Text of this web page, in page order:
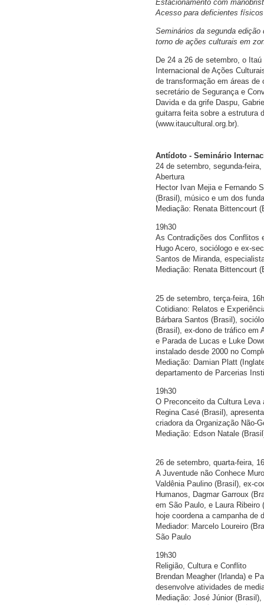
Estacionamento com
Acesso para deficientes físicos
Seminários da segunda
torno de ações culturais em
De 24 a 26 de setembro, o
Internacional de Ações
de transformação em áreas
secretário de Segurança e
Davida e da grife Daspu,
guitarra feita sobre a estrutura
(www.itaucultural.org.br).
Antídoto - Seminário
24 de setembro, segunda-feira,
Abertura
Hector Ivan Mejia e Fernando
(Brasil), músico e um dos
Mediação: Renata Bittencourt
19h30
As Contradições dos Conflitos
Hugo Acero, sociólogo e ex-
Santos de Miranda,
Mediação: Renata Bittencourt
25 de setembro, terça-feira,
Cotidiano: Relatos e
Bárbara Santos (Brasil),
(Brasil), ex-dono de tráfico em
e Parada de Lucas e Luke
instalado desde 2000 no
Mediação: Damian Platt
departamento de Parcerias
19h30
O Preconceito da Cultura Leva
Regina Casé (Brasil),
criadora da Organização Não-
Mediação: Edson Natale
26 de setembro, quarta-feira,
A Juventude não Conhece
Valdênia Paulino (Brasil), ex-
Humanos, Dagmar Garroux
em São Paulo, e Laura
hoje coordena a campanha de
Mediador: Marcelo Loureiro
São Paulo
19h30
Religião, Cultura e Conflito
Brendan Meagher (Irlanda) e
desenvolve atividades de
Mediação: José Júnior